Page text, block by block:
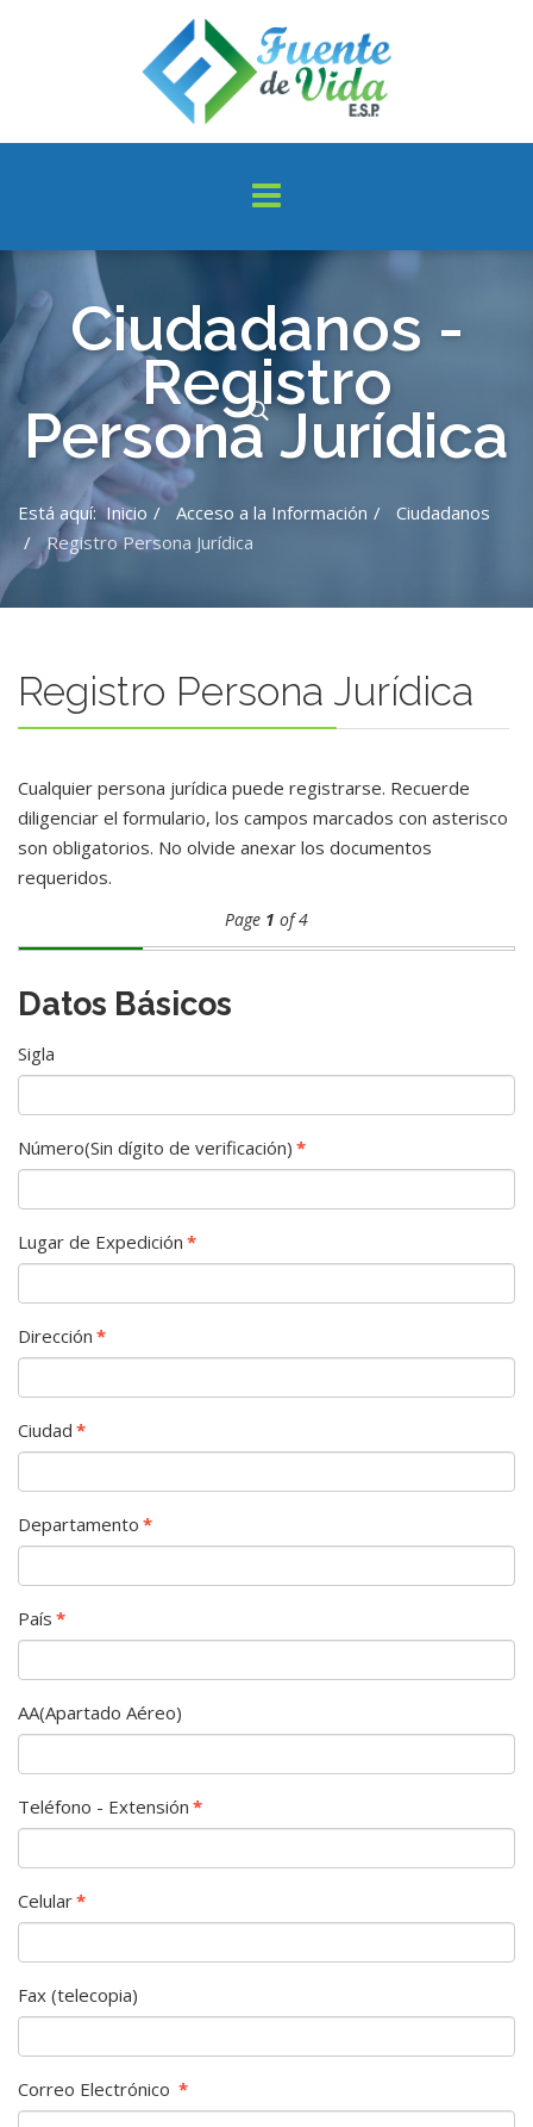
Ciudadanos -
Registro
Persona Jurídica
Está aquí:Inicio Acceso a la Información
Ciudadanos
Registro Persona Jurídica
Registro Persona Jurídica
Cualquier persona jurídica puede registrarse. Recuerde
diligenciar el formulario, los campos marcados con asterisco
son obligatorios. No olvide anexar los documentos
requeridos.
Page 1 of 4
Datos Básicos
Sigla
Número(Sin dígito de verificación) *
Lugar de Expedición *
Dirección *
Ciudad *
Departamento *
País *
AA(Apartado Aéreo)
Teléfono - Extensión *
Celular*
Fax (telecopia)
Correo Electrónico *